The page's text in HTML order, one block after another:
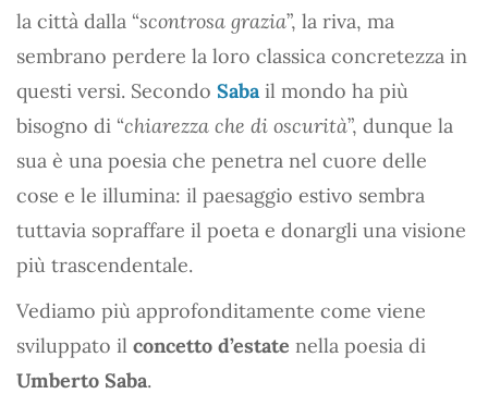
la città dalla “scontrosa grazia”, la riva, ma
sembrano perdere la loro classica concretezza in
questi versi. Secondo Sabail mondo ha più
bisogno di “chiarezza che di oscurità”, dunque la
sua è una poesia che penetra nel cuore delle
cose e le illumina: il paesaggio estivo sembra
tuttavia sopraffare il poeta e donargli una visione
più trascendentale.
Vediamo più approfonditamente come viene
sviluppato il concetto d’estate nella poesia di
Umberto Saba.